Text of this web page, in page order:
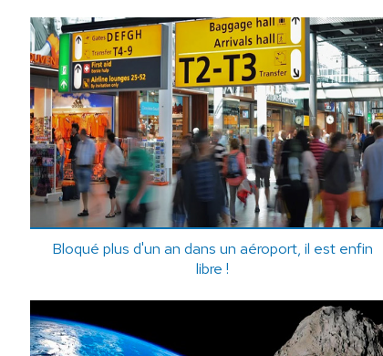
Bloqué plus d'un an dans un aéroport, il est enfin
libre !